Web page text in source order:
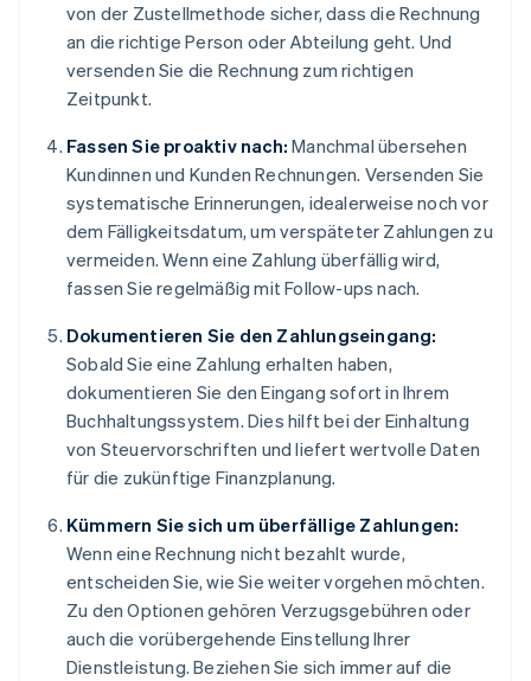
von der Zustellmethode sicher, dass die Rechnung
an die richtige Person oder Abteilung geht. Und
versenden Sie die Rechnung zum richtigen
Zeitpunkt.
Fassen Sie proaktiv nach: Manchmal übersehen
Kundinnen und Kunden Rechnungen. Versenden Sie
systematische Erinnerungen, idealerweise noch vor
dem Fälligkeitsdatum, um verspäteter Zahlungen zu
vermeiden. Wenn eine Zahlung überfällig wird,
fassen Sie regelmäßig mit Follow-ups nach.
Dokumentieren Sie den Zahlungseingang:
Sobald Sie eine Zahlung erhalten haben,
dokumentieren Sie den Eingang sofort in Ihrem
Buchhaltungssystem. Dies hilft bei der Einhaltung
von Steuervorschriften und liefert wertvolle Daten
für die zukünftige Finanzplanung.
Kümmern Sie sich um überfällige Zahlungen:
Wenn eine Rechnung nicht bezahlt wurde,
entscheiden Sie, wie Sie weiter vorgehen möchten.
Zu den Optionen gehören Verzugsgebühren oder
auch die vorübergehende Einstellung Ihrer
Dienstleistung. Beziehen Sie sich immer auf die